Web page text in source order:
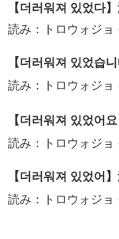
【더러워져 있었다】
読み：トロウォジョ
【더러워져 있었습니
読み：トロウォジョ
【더러워져 있었어요
読み：トロウォジョ
【더러워져 있었어】
読み：トロウォジョ